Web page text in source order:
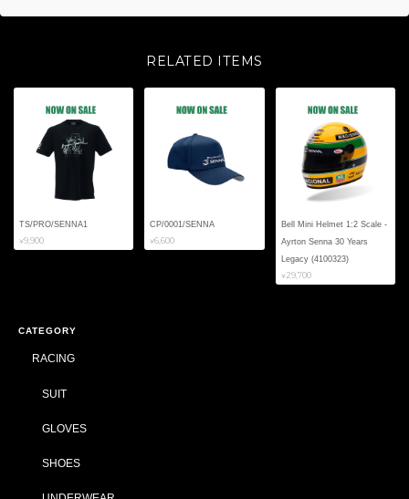
RELATED ITEMS
TS/PRO/SENNA1
¥9,900
CP/0001/SENNA
¥6,600
Bell Mini Helmet 1:2 Scale -
Ayrton Senna 30 Years
Legacy (4100323)
¥29,700
CATEGORY
RACING
SUIT
GLOVES
SHOES